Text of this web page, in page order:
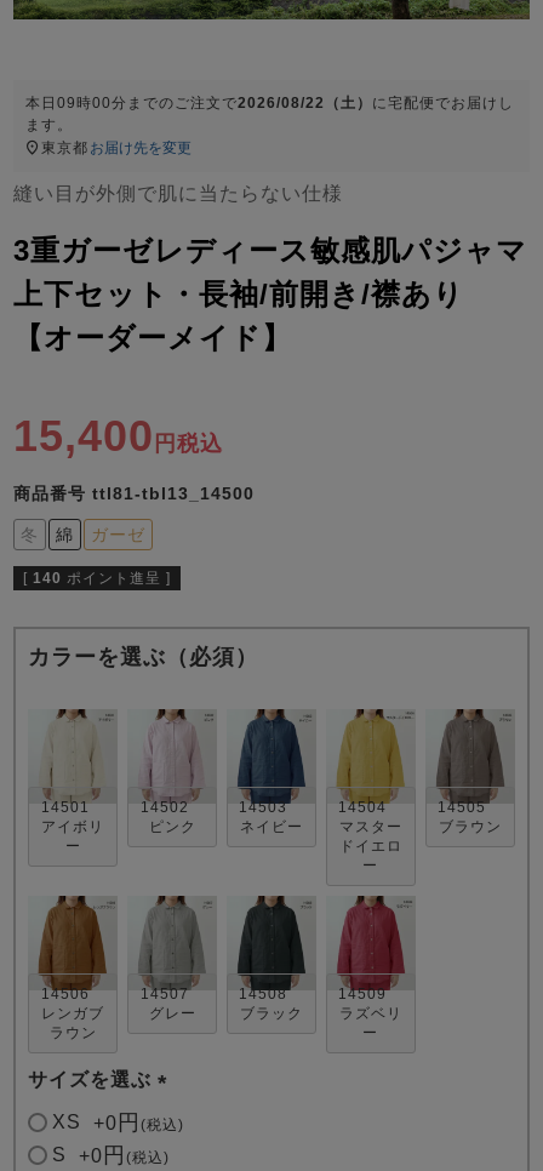
売れ筋ランキング
- Item Ranking -
すべての季節のパジャマ一覧はこちら
すべてのキッ
パジャマ
き
り
単品
ン単品
単品
ン単品
売れ筋ランキング
新着商品
- New Arrival -
すべてのデザインのパジャマ一覧はこちら
本日09時00分 までのご注文で2026/08/22（土） に宅配便 でお届けし
ます。
東京都 お届け先を変更
縫い目が外側で肌に当たらない仕様
3重ガーゼレディース敏感肌パジャマ
上下セット・長袖/前開き/襟あり
【オーダーメイド】
15,400 税込
商品番号 ttl81-tbl13_14500
冬 綿 ガーゼ
[ 140 ポイント進呈 ]
カラーを選ぶ（必須）
14501
アイボリ
ー
14502
ピンク
14503
ネイビー
14504
マスター
ドイエロ
ー
14505
ブラウン
14506
レンガブ
ラウン
14507
グレー
14508
ブラック
14509
ラズベリ
ー
サイズを選ぶ
(
XS +0 税込
S +0 税込